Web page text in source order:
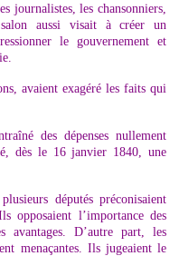
journalistes, les chansonniers,
aussi visait à créer un
le gouvernement et
avaient exagéré les faits qui
des dépenses nullement
dès le 16 janvier 1840, une
députés préconisaient
opposaient l’importance des
avantages. D’autre part, les
menaçantes. Ils jugeaient le